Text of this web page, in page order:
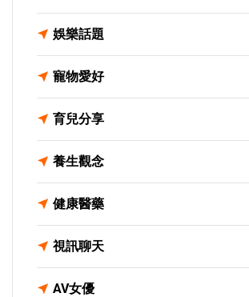
娛樂話題
寵物愛好
育兒分享
養生觀念
健康醫藥
視訊聊天
AV女優